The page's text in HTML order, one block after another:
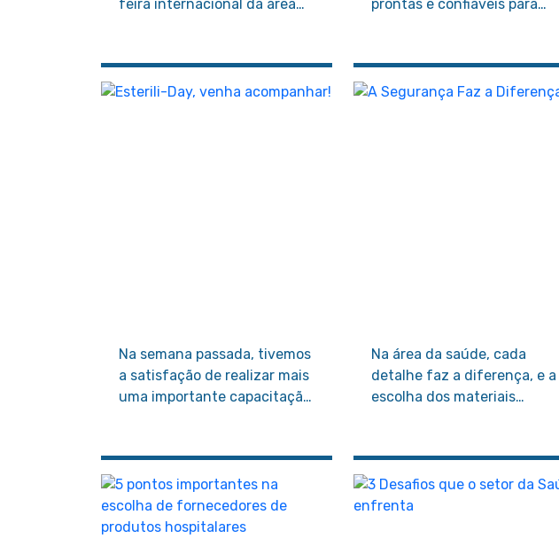
feira internacional da área
outubro!
prontas e confiáveis para
nem correr riscos.
Na semana passada, tivemos
a satisfação de realizar mais
uma importante capacitação:
de Compras, Compras e
Licitações CD e Vendas CD,
dentro do Programa de
Gestão de Abastecimento de
Na área da saúde, cada
detalhe faz a diferença, e a
escolha dos materiais
de pacientes e profissionais